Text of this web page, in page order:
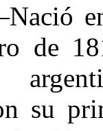
de
su